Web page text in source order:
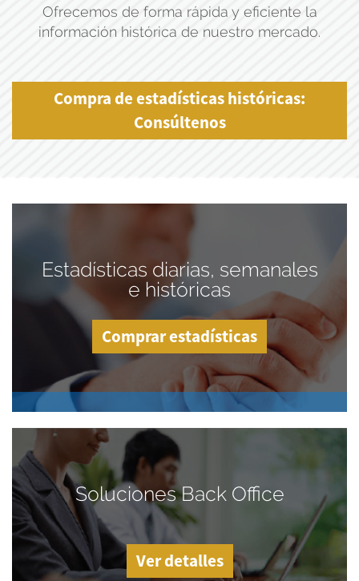
Ofrecemos de forma rápida y eficiente la
información histórica de nuestro mercado.
Compra de estadísticas históricas:
Consúltenos
Estadísticas diarias, semanales
e históricas
Comprar estadísticas
Soluciones Back Office
Ver detalles